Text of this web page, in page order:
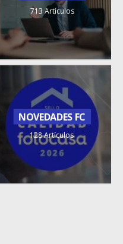
713 Artículos
NOVEDADES FC
128 Artículos